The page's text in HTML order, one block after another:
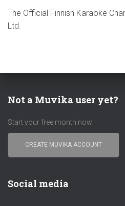
The Official Finnish Karaoke
Ltd.
Not a Muvika user yet?
Start your free month now:
CREATE MUVIKA ACCOUNT
Social media